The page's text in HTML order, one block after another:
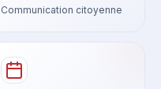
Communication citoyenne